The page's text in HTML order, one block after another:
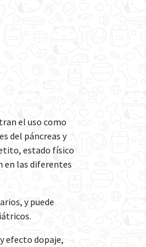
el uso como
del páncreas y
estado físico
en las diferentes
y puede
efecto dopaje,